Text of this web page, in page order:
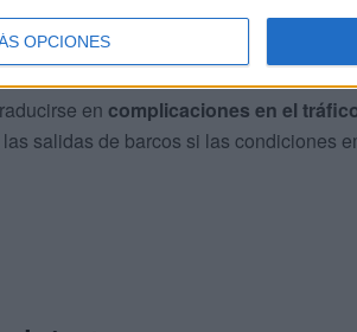
OPCIONES
por hora desde primeras horas de
en complicaciones en el
salidas de barcos si las condiciones